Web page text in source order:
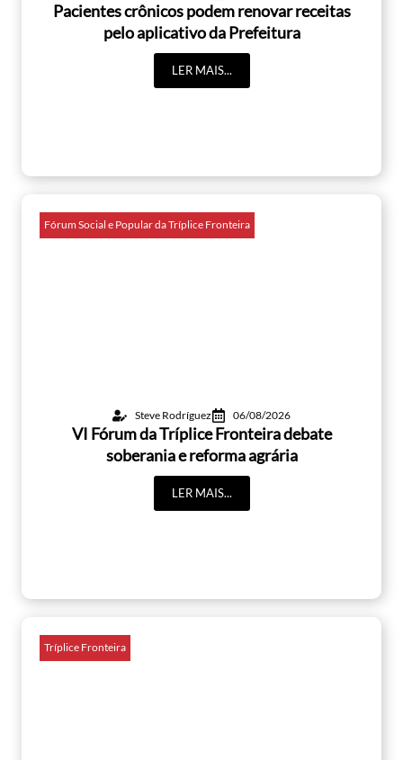
Pacientes crônicos podem renovar receitas
pelo aplicativo da Prefeitura
LER MAIS...
Fórum Social e Popular da Tríplice Fronteira
Steve Rodríguez 06/08/2026
VI Fórum da Tríplice Fronteira debate
soberania e reforma agrária
LER MAIS...
Tríplice Fronteira